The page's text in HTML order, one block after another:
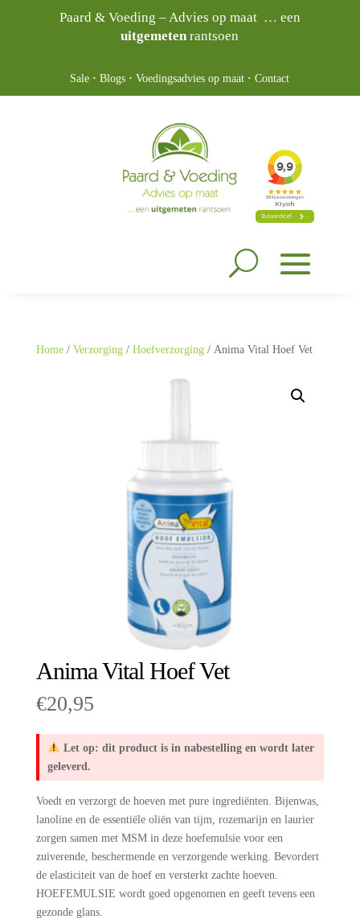
Paard & Voeding – Advies op maat … een
uitgemetenrantsoen
Sale ·Blogs ·Voedingsadvies op maat ·Contact
Home/ Verzorging/ Hoefverzorging/ Anima Vital Hoef Vet
Anima Vital Hoef Vet
€20,95
Let op: dit product is in nabestelling en wordt later
geleverd.
Voedt en verzorgt de hoeven met pure ingrediënten. Bijenwas,
lanoline en de essentiële oliën van tijm, rozemarijn en laurier
zorgen samen met MSM in deze hoefemulsie voor een
zuiverende, beschermende en verzorgende werking. Bevordert
de elasticiteit van de hoef en versterkt zachte hoeven.
HOEFEMULSIE wordt goed opgenomen en geeft tevens een
gezonde glans.